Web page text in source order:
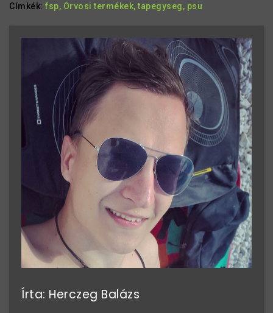
Címkék: fsp, Orvosi termékek, tapegyseg, psu
Írta: Herczeg Balázs